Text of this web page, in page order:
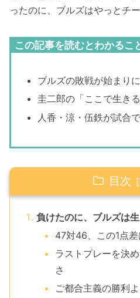
ったのに、ブルズはやっとチー
この記事を読むとわかるこ
ブルズの敗戦が始まり
圭二郎の「ここで生き
人香・涼・伍鉄が試合
目次
負けたのに、ブルズは
47対46、この1点
ラストプレーを決
さ
ご都合主義の勝利